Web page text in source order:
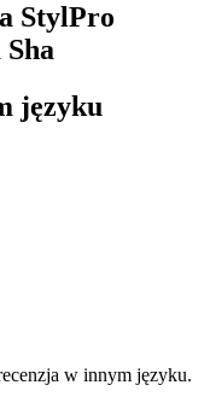
StylPro
języku
w innym języku.